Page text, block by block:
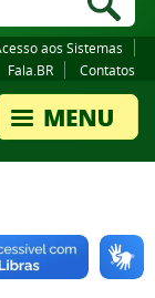
aos Sistemas
Fala.BR Contatos